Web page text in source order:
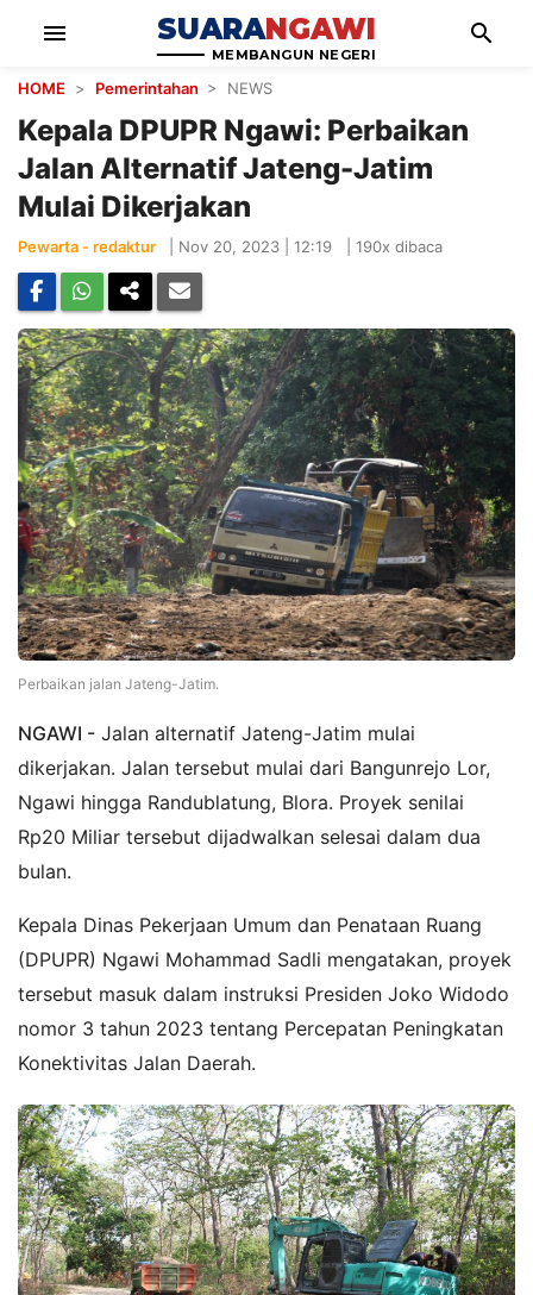
menu SUARANGAWI
MEMBANGUN NEGERI
search
HOME > Pemerintahan > NEWS
Kepala DPUPR Ngawi: Perbaikan
Jalan Alternatif Jateng-Jatim
Mulai Dikerjakan
Pewarta - redaktur Nov 20, 2023 | 12:19 190x dibaca
Perbaikan jalan Jateng-Jatim.
NGAWI - Jalan alternatif Jateng-Jatim mulai
dikerjakan. Jalan tersebut mulai dari Bangunrejo Lor,
Ngawi hingga Randublatung, Blora. Proyek senilai
Rp20 Miliar tersebut dijadwalkan selesai dalam dua
bulan.
Kepala Dinas Pekerjaan Umum dan Penataan Ruang
(DPUPR) Ngawi Mohammad Sadli mengatakan, proyek
tersebut masuk dalam instruksi Presiden Joko Widodo
nomor 3 tahun 2023 tentang Percepatan Peningkatan
Konektivitas Jalan Daerah.